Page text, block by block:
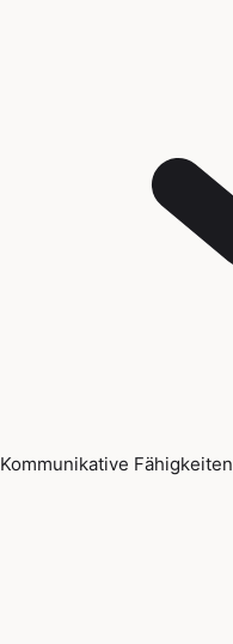
Kommunikative Fähigkeiten